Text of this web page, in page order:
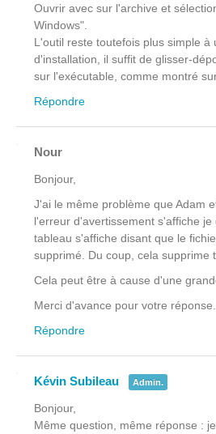
Ouvrir avec sur l'archive et
Windows".
L'outil reste toutefois plus simple à
d'installation, il suffit de glisser-
sur l'exécutable, comme montré
Répondre
Nour
Bonjour,
J'ai le même problème que Adam
l'erreur d'avertissement s'affiche je
tableau s'affiche disant que le
supprimé. Du coup, cela supprime
Cela peut être à cause d'une
Merci d'avance pour votre réponse.
Répondre
Kévin Subileau Admin.
Bonjour,
Même question, même réponse :